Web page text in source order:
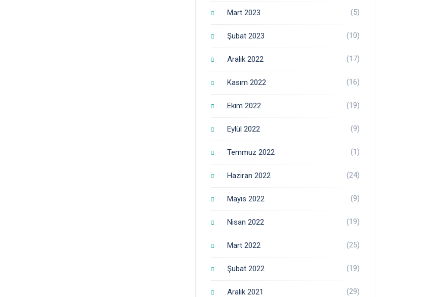
Mart 2023 (5)
Şubat 2023 (10)
Aralık 2022 (17)
Kasım 2022 (16)
Ekim 2022 (19)
Eylül 2022 (9)
Temmuz 2022 (1)
Haziran 2022 (24)
Mayıs 2022 (9)
Nisan 2022 (19)
Mart 2022 (25)
Şubat 2022 (19)
Aralık 2021 (29)